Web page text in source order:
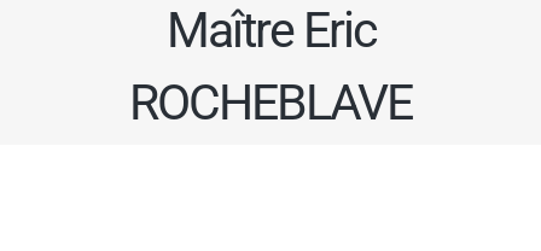
Maître Eric
ROCHEBLAVE